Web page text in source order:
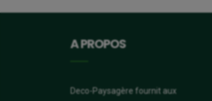
A PROPOS
Deco-Paysagère fournit aux